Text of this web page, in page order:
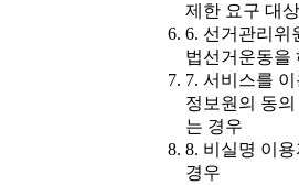
제한 요구 대
6. 선거관리위
법선거운동을
7. 서비스를
정보원의 동
는 경우
8. 비실명 이
경우